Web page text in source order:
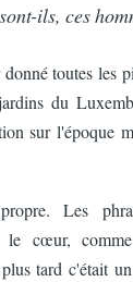
ils, ces
toutes les
du
sur l'époque
Les
le cœur,
tard c'était